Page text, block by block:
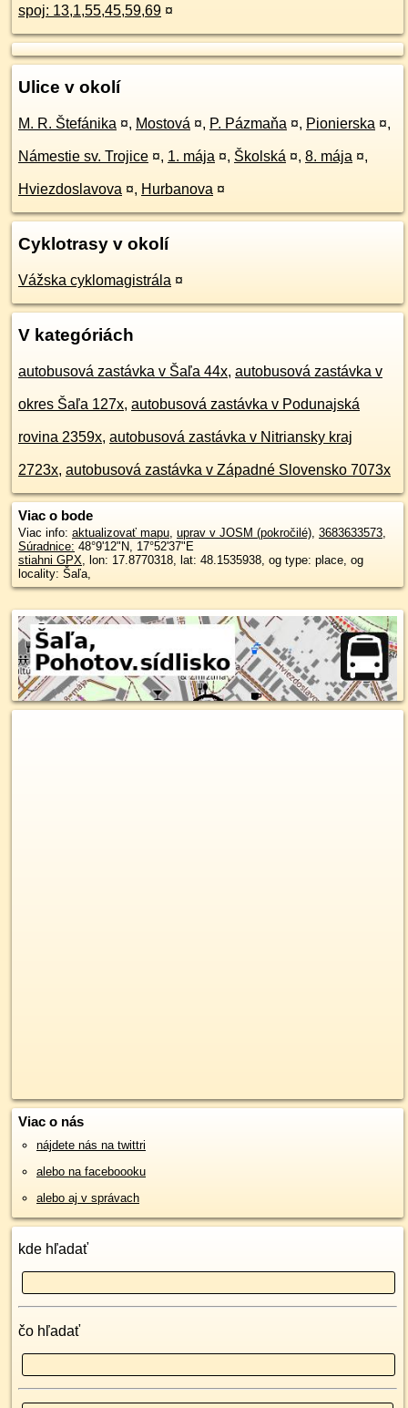
spoj: 13,1,55,45,59,69 ¤
Ulice v okolí
M. R. Štefánika ¤, Mostová ¤, P. Pázmaňa ¤, Pionierska ¤,
Námestie sv. Trojice ¤, 1. mája ¤, Školská ¤, 8. mája ¤,
Hviezdoslavova ¤, Hurbanova ¤
Cyklotrasy v okolí
Vážska cyklomagistrála ¤
V kategóriách
autobusová zastávka v Šaľa 44x, autobusová zastávka v
okres Šaľa 127x, autobusová zastávka v Podunajská
rovina 2359x, autobusová zastávka v Nitriansky kraj
2723x, autobusová zastávka v Západné Slovensko 7073x
Viac o bode
Viac info: aktualizovať mapu, uprav v JOSM (pokročilé), 3683633573,
Súradnice: 48°9'12"N, 17°52'37"E
stiahni GPX, lon: 17.8770318, lat: 48.1535938, og type: place, og
locality: Šaľa,
Viac o nás
nájdete nás na twittri
alebo na faceboooku
alebo aj v správach
kde hľadať
čo hľadať